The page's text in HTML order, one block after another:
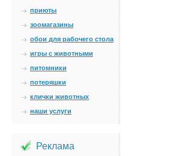
приюты
зоомагазины
обои для рабочего стола
игры с животными
питомники
потеряшки
клички животных
наши услуги
Реклама